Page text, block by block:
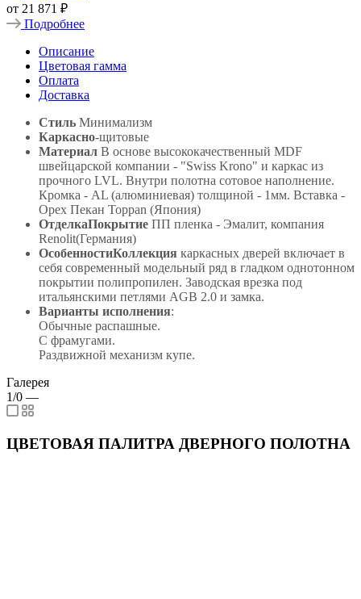
от 21 871 ₽
Подробнее
Описание
Цветовая гамма
Оплата
Доставка
Стиль Минимализм
Каркасно-щитовые
Материал В основе высококачественный MDF
швейцарской компании - "Swiss Krono" и каркас из
прочного LVL. Внутри полотна сотовое наполнение.
Кромка - AL (алюминиевая) толщиной - 1мм. Вставка -
Орех Пекан Toppan (Япония)
ОтделкаПокрытие ПП пленка - Эмалит, компания
Renolit(Германия)
ОсобенностиКоллекция каркасных дверей включает в
себя современный модельный ряд в гладком однотонном
покрытии полипропилен. Заводская врезка под
итальянскими петлями AGB 2.0 и замка.
Варианты исполнения:
Обычные распашные.
С фрамугами.
Раздвижной механизм купе.
Галерея
1/0 —
ЦВЕТОВАЯ ПАЛИТРА ДВЕРНОГО ПОЛОТНА